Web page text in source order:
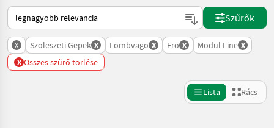
Így van sorba rendezve a Landwirt.com-on
Szűrők
x Szoleszeti Gepek x Lombvago x Ero x Modul Line x
x Összes szűrő törlése
Lista Rács